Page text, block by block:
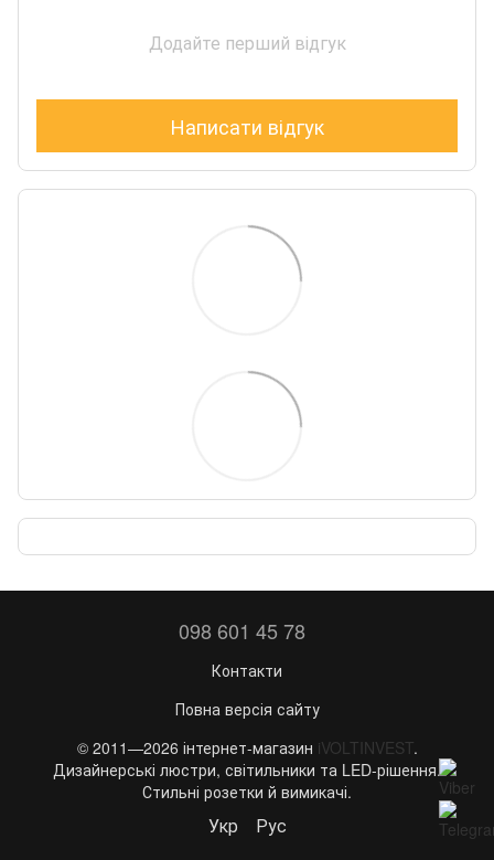
Додайте перший відгук
Написати відгук
098 601 45 78
Контакти
Повна версія сайту
© 2011—2026 інтернет-магазин iVOLTINVEST.
Дизайнерські люстри, світильники та LED-рішення.
Стильні розетки й вимикачі.
Укр Рус